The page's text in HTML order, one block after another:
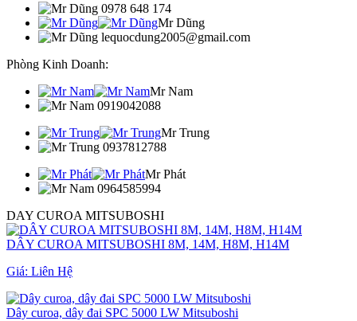
0978 648 174
Mr Dũng
lequocdung2005@gmail.com
Phòng Kinh Doanh:
Mr Nam
0919042088
Mr Trung
0937812788
Mr Phát
0964585994
DAY CUROA MITSUBOSHI
DÂY CUROA MITSUBOSHI 8M, 14M, H8M, H14M
Giá: Liên Hệ
Dây curoa, dây đai SPC 5000 LW Mitsuboshi